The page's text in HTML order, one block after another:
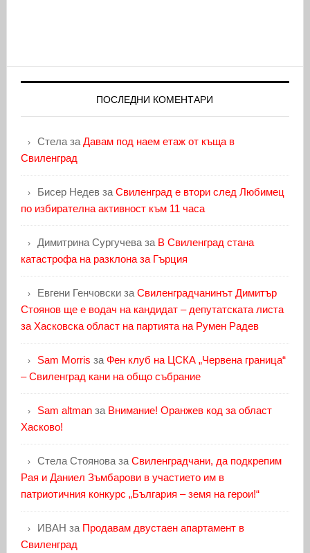
ПОСЛЕДНИ КОМЕНТАРИ
Стелаза Давам под наем етаж от къща в
Свиленград
Бисер Недевза Свиленград е втори след Любимец
по избирателна активност към 11 часа
Димитрина Сургучеваза В Свиленград стана
катастрофа на разклона за Гърция
Евгени Генчовскиза Свиленградчанинът Димитър
Стоянов ще е водач на кандидат – депутатската листа
за Хасковска област на партията на Румен Радев
Sam Morris за Фен клуб на ЦСКА „Червена граница“
– Свиленград кани на общо събрание
Sam altmanза Внимание! Оранжев код за област
Хасково!
Стела Стояноваза Свиленградчани, да подкрепим
Рая и Даниел Зъмбарови в участието им в
патриотичния конкурс „България – земя на герои!“
ИВАН за Продавам двустаен апартамент в
Свиленград